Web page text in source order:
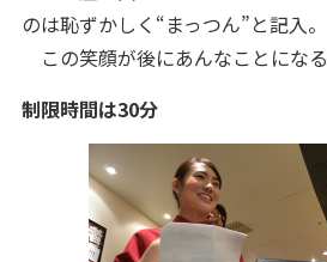
のは恥ずかしく“まっつん”と記入。
この笑顔が後にあんなことにな
制限時間は30分